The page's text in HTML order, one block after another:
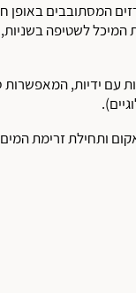
המסתובבים באופן
המיכל לשטיפה
עם ידיות, המאפשרות
ותחילת זרימת